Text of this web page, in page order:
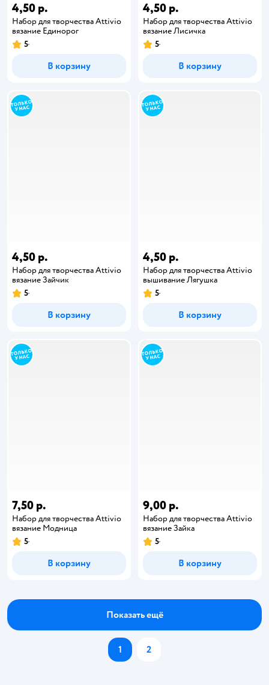
4,50 р.
Набор для творчества Attivio
вязание Единорог
5
В корзину
4,50 р.
Набор для творчества Attivio
вязание Лисичка
5
В корзину
4,50 р.
Набор для творчества Attivio
вязание Зайчик
5
В корзину
4,50 р.
Набор для творчества Attivio
вышивание Лягушка
5
В корзину
7,50 р.
Набор для творчества Attivio
вязание Модница
5
В корзину
9,00 р.
Набор для творчества Attivio
вязание Зайка
5
В корзину
Показать ещё
1 2